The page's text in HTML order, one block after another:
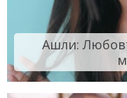
Ашли: